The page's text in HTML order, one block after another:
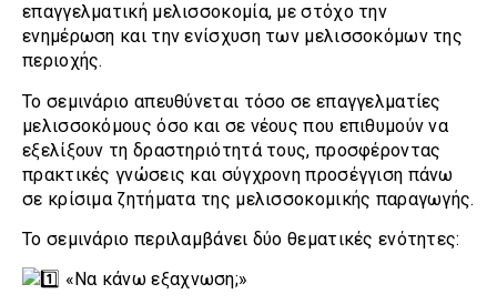
επαγγελματική μελισσοκομία, με στόχο την
ενημέρωση και την ενίσχυση των μελισσοκόμων της
περιοχής.
Το σεμινάριο απευθύνεται τόσο σε επαγγελματίες
μελισσοκόμους όσο και σε νέους που επιθυμούν να
εξελίξουν τη δραστηριότητά τους, προσφέροντας
πρακτικές γνώσεις και σύγχρονη προσέγγιση πάνω
σε κρίσιμα ζητήματα της μελισσοκομικής παραγωγής.
Το σεμινάριο περιλαμβάνει δύο θεματικές ενότητες:
«Να κάνω εξαχνωση;»